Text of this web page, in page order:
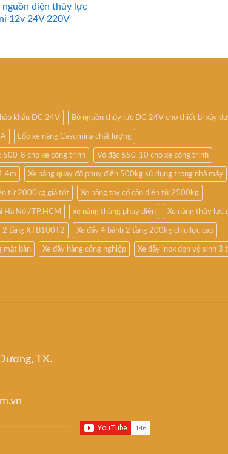
nguồn điện thủy lực
12v 24V 220V
khẩu DC 24V Bộ nguồn thủy lực DC 24V cho thiết bị xây
Lốp xe nâng Casumina chất lượng
500-8 cho xe công trình Vỏ đặc 650-10 cho xe công trình
Xe nâng quay đổ phuy điện 500kg sử dụng trong nhà máy
tử 2000kg giá tốt Xe nâng tay có cân điện tử 2500kg
Hà Nội/TP.HCM xe nâng thùng phuy điện Xe nâng thủy lực
2 tầng XTB100T2 Xe đẩy 4 bánh 2 tầng 200kg chịu lực cao
mặt bàn Xe đẩy hàng công nghiệp Xe đẩy inox dọn vệ sinh 3
TX.